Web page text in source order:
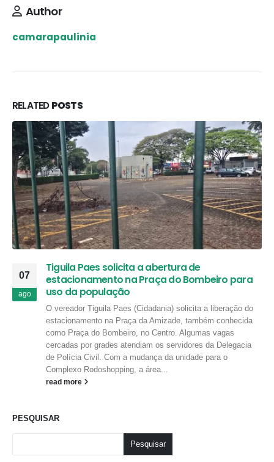
Author
camarapaulinia
RELATEDPOSTS
07
ago
Tiguila Paes solicita a abertura de
estacionamento na Praça do Bombeiro para
uso da população
O vereador Tiguila Paes (Cidadania) solicita a liberação do
estacionamento na Praça da Amizade, também conhecida
como Praça do Bombeiro, no Centro. Algumas vagas
cercadas por grades atendiam os servidores da Delegacia
de Polícia Civil. Com a mudança da unidade para o
Complexo Rodoshopping, a área...
read more
PESQUISAR
Pesquisar